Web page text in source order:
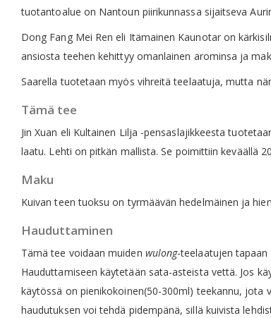
tuotantoalue on Nantoun piirikunnassa sijaitseva
Dong Fang Mei Ren eli Itämainen Kaunotar on
ansiosta teehen kehittyy omanlainen arominsa ja
Saarella tuotetaan myös vihreitä teelaatuja, mutta
Tämä tee
Jin Xuan eli Kultainen Lilja -pensaslajikkeesta
laatu. Lehti on pitkän mallista. Se poimittiin keväällä
Maku
Kuivan teen tuoksu on tyrmäävän hedelmäinen ja
Hauduttaminen
Tämä tee voidaan muiden wulong-teelaatujen
Hauduttamiseen käytetään sata-asteista vettä. Jos
käytössä on pienikokoinen(50-300ml) teekannu, jota
haudutuksen voi tehdä pidempänä, sillä kuivista